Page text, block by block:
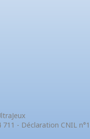
711 - Déclaration CNIL